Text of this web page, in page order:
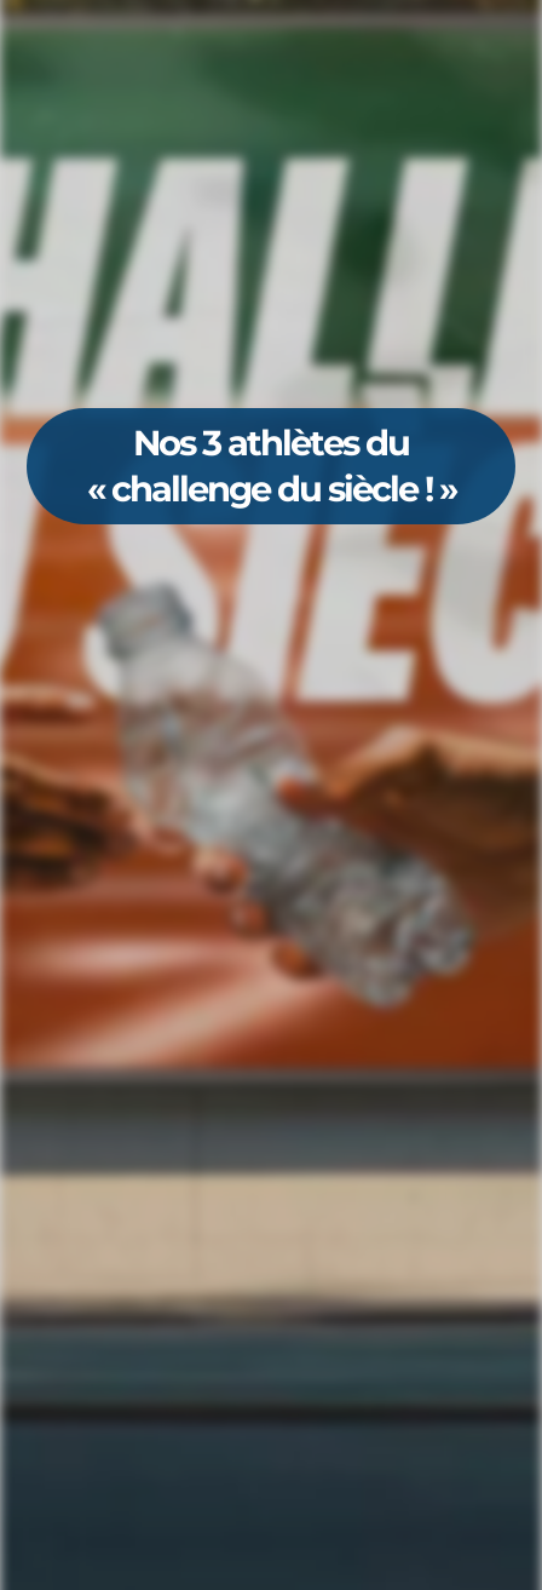
Nos 3 athlètes du
« challenge du siècle ! »